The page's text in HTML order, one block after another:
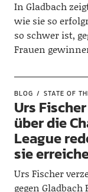
In Gladbach
wie sie so
so schwer ist,
Frauen
BLOG STATE OF
Urs
über die
League
sie
Urs Fischer
gegen